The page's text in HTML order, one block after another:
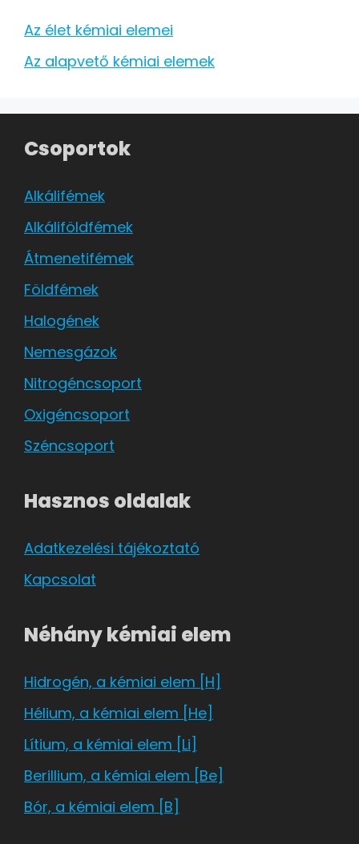
Az élet kémiai elemei
Az alapvető kémiai elemek
Csoportok
Alkálifémek
Alkáliföldfémek
Átmenetifémek
Földfémek
Halogének
Nemesgázok
Nitrogéncsoport
Oxigéncsoport
Széncsoport
Hasznos oldalak
Adatkezelési tájékoztató
Kapcsolat
Néhány kémiai elem
Hidrogén, a kémiai elem [H]
Hélium, a kémiai elem [He]
Lítium, a kémiai elem [Li]
Berillium, a kémiai elem [Be]
Bór, a kémiai elem [B]